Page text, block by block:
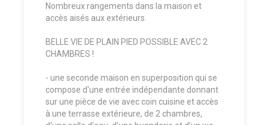
Nombreux rangements dans la maison et
accès aisés aux extérieurs.
BELLE VIE DE PLAIN PIED POSSIBLE AVEC 2
CHAMBRES !
- une seconde maison en superposition qui se
compose d'une entrée indépendante donnant
sur une pièce de vie avec coin cuisine et accès
à une terrasse extérieure, de 2 chambres,